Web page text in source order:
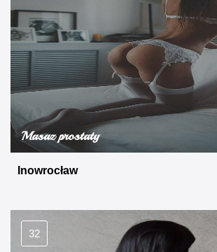
Masaz prostaty
Inowrocław
32